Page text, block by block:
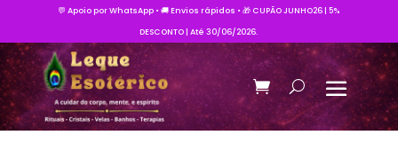
💬 Apoio por WhatsApp • 🚚 Envios rápidos • 🎁 CUPÃO JUNHO26 | 5%
DESCONTO | Até 30/06/2026.